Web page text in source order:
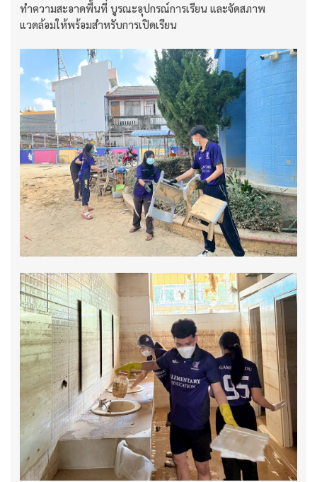
ทำความสะอาดพื้นที่ บูรณะอุปกรณ์การเรียน และจัดสภาพ
แวดล้อมให้พร้อมสำหรับการเปิดเรียน